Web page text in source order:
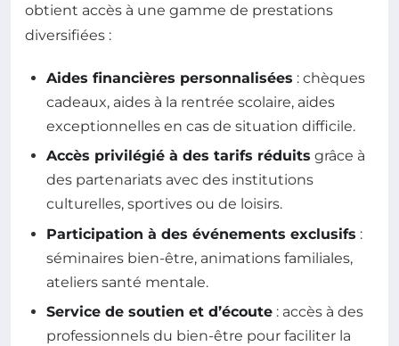
obtient accès à une gamme de prestations
diversifiées :
Aides financières personnalisées : chèques
cadeaux, aides à la rentrée scolaire, aides
exceptionnelles en cas de situation difficile.
Accès privilégié à des tarifs réduits grâce à
des partenariats avec des institutions
culturelles, sportives ou de loisirs.
Participation à des événements exclusifs :
séminaires bien-être, animations familiales,
ateliers santé mentale.
Service de soutien et d’écoute : accès à des
professionnels du bien-être pour faciliter la